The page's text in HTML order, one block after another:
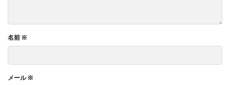
名前 ※
メール※